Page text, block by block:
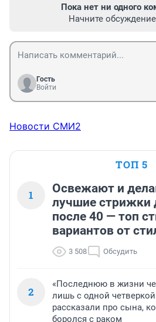
Пока нет ни одного
Начните
Гость
Войти
Новости СМИ2
ТОП 5
1
Освежают и
лучшие
после 40 — топ
вариантов от
3 508 Обсудить
2
«Последнюю в жизни
лишь с одной
рассказали про сына,
боролся с раком